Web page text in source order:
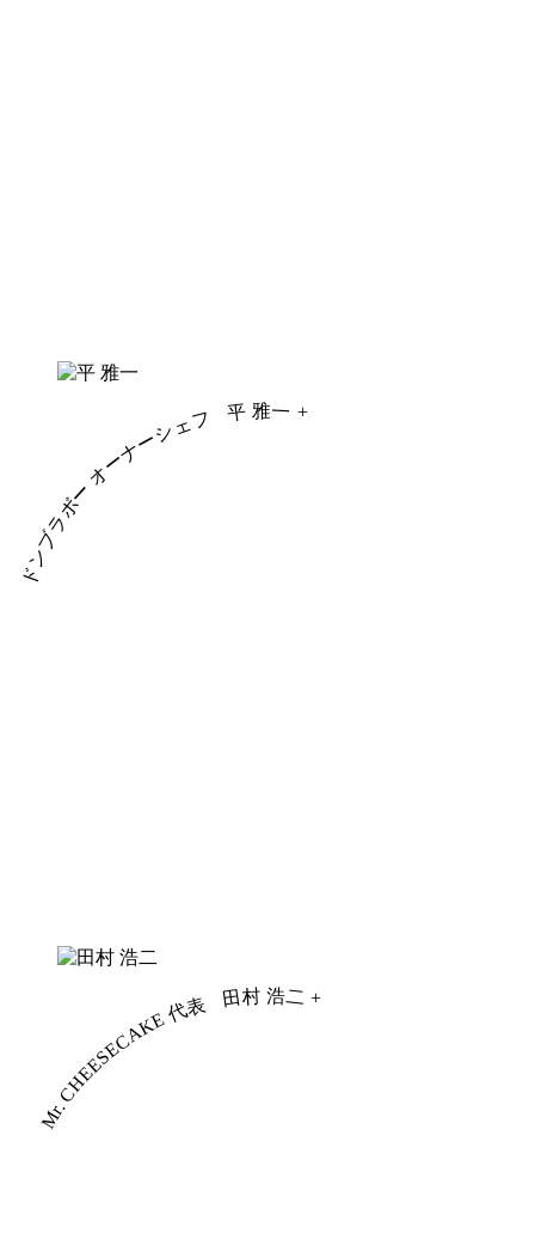
ドンブラボー オーナーシェフ 平 雅一 +
Mr. CHEESECAKE 代表 田村 浩二 +